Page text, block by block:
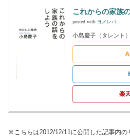
これからの家族
posted with ヨメレバ
小島慶子（タレント
楽
※こちらは2012/12/11に公開した記事内の